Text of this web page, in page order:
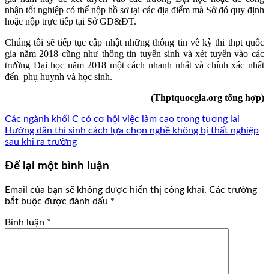
nhận tốt nghiệp có thể nộp hồ sơ tại các địa điểm mà Sở đó quy định
hoặc nộp trực tiếp tại Sở GD&ĐT.
Chúng tôi sẽ tiếp tục cập nhật những thông tin về kỳ thi thpt quốc
gia năm 2018 cũng như thông tin tuyển sinh và xét tuyển vào các
trường Đại học năm 2018 một cách nhanh nhất và chính xác nhất
đến phụ huynh và học sinh.
(Thptquocgia.org tổng hợp)
Các ngành khối C có cơ hội việc làm cao trong tương lai
Hướng dẫn thí sinh cách lựa chọn nghề không bị thất nghiệp
sau khi ra trường
Để lại một bình luận
Email của bạn sẽ không được hiển thị công khai. Các trường
bắt buộc được đánh dấu *
Bình luận *